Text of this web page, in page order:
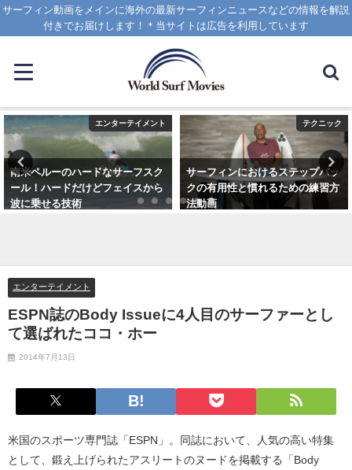
サーフィン動画をメインに海外の最新サーフィンニュースなどの情報を解説
付きでお届けします！＊当サイトは広告を利用しています
エンターテイメント
南米ペルーのハードなサーフスク
ール！ハードだけどフェイスから
波に乗せる技術
テクニック
サーフィンにおけるステップバッ
クの有用性と慣れるための練習方
法動画
エンターテイメント
ESPN誌のBody Issueに4人目のサーファーとし
て選ばれたココ・ホー
2014年7月13日
米国のスポーツ専門誌「ESPN」。同誌において、人気の高い特集
として、鍛え上げられたアスリートのヌードを掲載する「Body